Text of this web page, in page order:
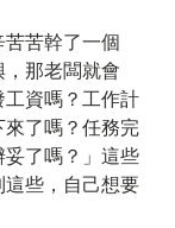
苦幹了一個
那老闆就會
資嗎？工作計
了嗎？任務完
了嗎？」這些
些，自己想要